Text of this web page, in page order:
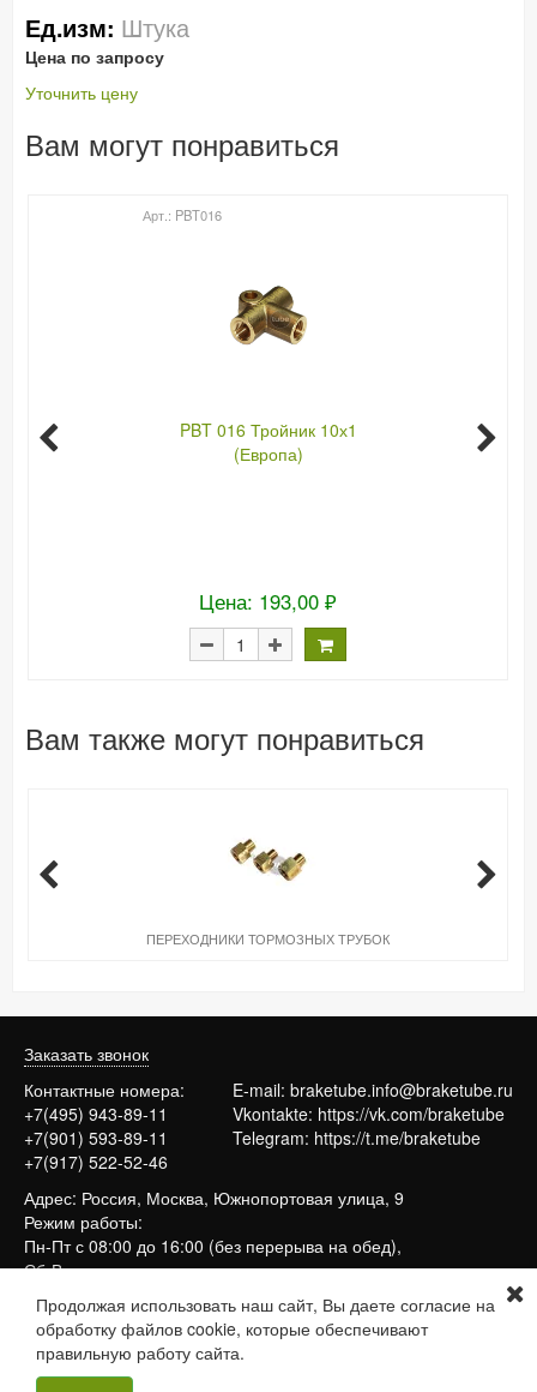
Ед.изм: Штука
Цена по запросу
Уточнить цену
Вам могут понравиться
Арт.: PBT016
PBT 016 Тройник 10х1
(Европа)
Цена: 193,00 ₽
Вам также могут понравиться
ПЕРЕХОДНИКИ ТОРМОЗНЫХ ТРУБОК
Заказать звонок
Контактные номера:
+7(495) 943-89-11
+7(901) 593-89-11
+7(917) 522-52-46
Адрес: Россия, Москва, Южнопортовая улица, 9
Режим работы:
Пн-Пт с 08:00 до 16:00 (без перерыва на обед),
Сб-Вс выходные
E-mail: braketube.info@braketube.ru
Vkontakte: https://vk.com/braketube
Telegram: https://t.me/braketube
Сайт работает на системеМойБизнес2
Продолжая использовать наш сайт, Вы даете согласие на
обработку файлов cookie, которые обеспечивают
правильную работу сайта.